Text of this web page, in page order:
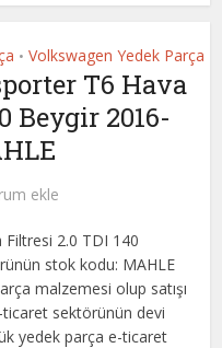
• Volkswagen Yedek Parça
T6 Hava
Beygir 2016-
ekle
2.0 TDI 140
stok kodu: MAHLE
malzemesi olup satışı
ticaret sektörünün devi
yedek parça e-ticaret